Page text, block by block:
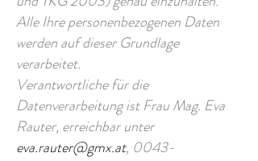
Alle Ihre personenbezogenen Daten
werden auf dieser Grundlage
verarbeitet.
Verantwortliche für die
Datenverarbeitung ist Frau Mag. Eva
Rauter, erreichbar unter
eva.rauter@gmx.at, 0043-